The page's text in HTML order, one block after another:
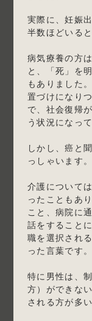
実際に、妊娠
半数ほどいる
病気療養の方
と、「死」を
もありました
置づけになり
で、社会復帰
う状況になっ
しかし、癌と
っしゃいます。
介護について
ったこともあ
こと、病院に
話をすること
職を選択され
った言葉です。
特に男性は、
方）ができな
される方が多